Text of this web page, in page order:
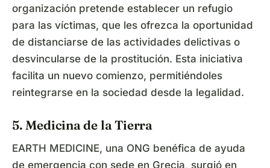
organización pretende establecer un refugio
para las víctimas, que les ofrezca la oportunidad
de distanciarse de las actividades delictivas o
desvincularse de la prostitución. Esta iniciativa
facilita un nuevo comienzo, permitiéndoles
reintegrarse en la sociedad desde la legalidad.
5. Medicina de la Tierra
EARTH MEDICINE, una ONG benéfica de ayuda
de emergencia con sede en Grecia, surgió en